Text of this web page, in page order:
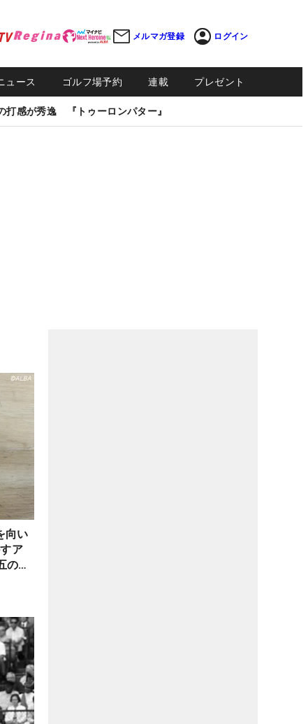
メルマガ登録 ログイン
ュース ゴルフ場予約 連載 プレゼント
打感が秀逸 『トゥーロンパター』
向い
ア
言